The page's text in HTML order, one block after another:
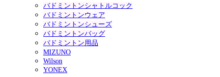
バドミントンシャトルコック
バドミントンウェア
バドミントンシューズ
バドミントンバッグ
バドミントン用品
MIZUNO
Wilson
YONEX